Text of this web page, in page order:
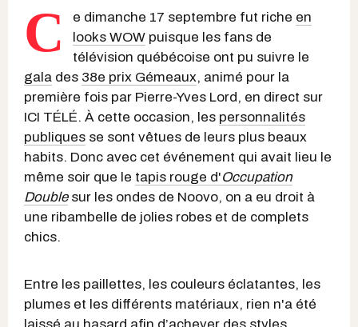
C e dimanche 17 septembre fut riche en
looks WOW puisque les fans de
télévision québécoise ont pu suivre le
gala des 38e prix Gémeaux, animé pour la
première fois par Pierre-Yves Lord, en direct sur
ICI TÉLÉ. À cette occasion, les personnalités
publiques se sont vêtues de leurs plus beaux
habits. Donc avec cet événement qui avait lieu le
même soir que le tapis rouge d'Occupation
Doublesur les ondes de Noovo, on a eu droit à
une ribambelle de jolies robes et de complets
chics.
Entre les paillettes, les couleurs éclatantes, les
plumes et les différents matériaux, rien n'a été